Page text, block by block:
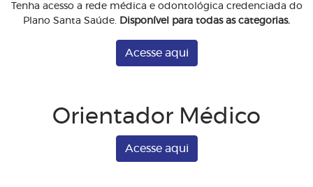
Tenha acesso a rede médica e odontológica credenciada do
Plano Santa Saúde. Disponível para todas as categorias.
Acesse aqui
Orientador Médico
Acesse aqui